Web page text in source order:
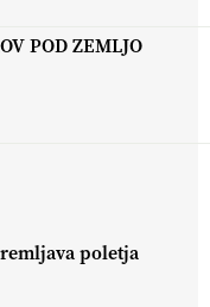
POD ZEMLJO
poletja